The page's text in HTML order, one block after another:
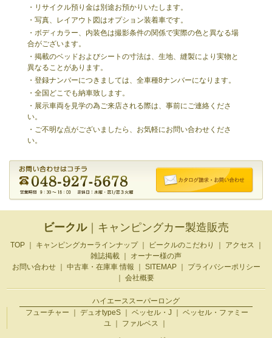
・リサイクル預り金は別途お預かりいたします。
・写真、レイアウト図はオプション装着車です。
・ボディカラー、内装色は撮影条件の関係で実際の色と異なる場
合がございます。
・掲載のベッドおよびシートの寸法は、生地、縫製により実物と
異なることがあります。
・登録ナンバーにつきましては、全車種8ナンバーになります。
・全国どこでも納車致します。
・展示車両を見学の為ご来店される際は、事前にご連絡くださ
い。
・ご不明な点がございましたら、お気軽にお問い合わせくださ
い。
ビークル｜キャンピングカー製造販売
TOP ｜ キャンピングカーラインナップ ｜ ビークルのこだわり ｜ アクセス
｜
雑誌掲載 ｜
オーナー様の声
お問い合わせ
｜ 中古車・在庫車 情報 ｜ SITEMAP ｜
プライバシーポリシー
｜ 会社概要
ハイエーススーパーロング
フューチャー
｜ デュオtypeS ｜ ベッセル・J ｜ ベッセル・ファミー
ユ
｜ ファルベス
｜